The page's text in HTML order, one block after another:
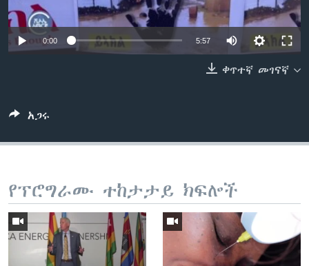
ቋንቋዎች
0:00 5:57
ቀጥተኛ መገናኛ
አጋሩ
የፕሮግራሙ ተከታታይ ክፍሎች